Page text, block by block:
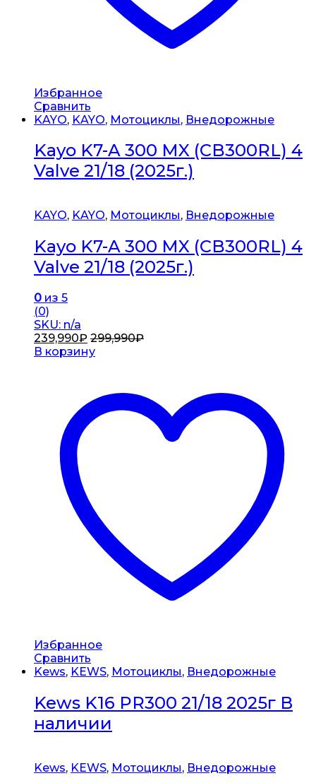
Избранное
Сравнить
KAYO, KAYO, Мотоциклы, Внедорожные
Kayo K7-A 300 MX (CB300RL) 4
Valve 21/18 (2025г.)
KAYO, KAYO, Мотоциклы, Внедорожные
Kayo K7-A 300 MX (CB300RL) 4
Valve 21/18 (2025г.)
0 из 5
(0)
SKU: n/a
239,990₽ 299,990₽
В корзину
Избранное
Сравнить
Kews, KEWS, Мотоциклы, Внедорожные
Kews K16 PR300 21/18 2025г В
наличии
Kews, KEWS, Мотоциклы, Внедорожные